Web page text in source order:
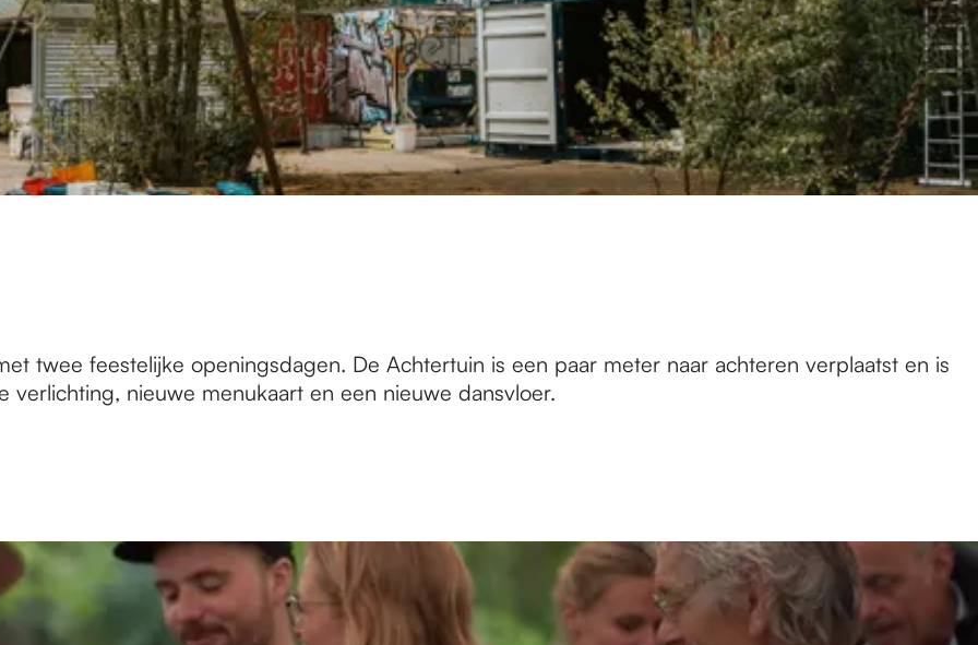
twee feestelijke openingsdagen. De Achtertuin is een paar meter naar achteren verplaatst en is
nieuwe menukaart en een nieuwe dansvloer.